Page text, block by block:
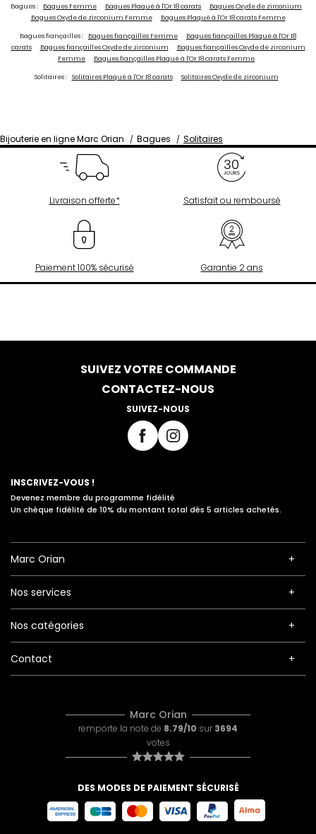
Bagues : Bagues Femme Bagues Plaqué à l'Or 18 carats
Bagues Oxyde de zirconium
Bagues Oxyde de zirconium Femme
Bagues Plaqué à l'Or 18 carats Femme
Bagues fiançailles : Bagues fiançailles Femme
Bagues fiançailles Plaqué à l'Or 18
carats
Bagues fiançailles Oxyde de zirconium
Bagues fiançailles Oxyde de zirconium
Femme
Bagues fiançailles Plaqué à l'Or 18 carats Femme
Solitaires : Solitaires Plaqué à l'Or 18 carats Solitaires Oxyde de zirconium
Bijouterie en ligne Marc Orian Bagues Solitaires
Livraison offerte* Satisfait ou remboursé
Paiement 100% sécurisé Garantie 2 ans
SUIVEZ VOTRE COMMANDE
CONTACTEZ-NOUS
SUIVEZ-NOUS
INSCRIVEZ-VOUS !
Devenez membre du programme fidélité
Un chèque fidélité de 10% du montant total dès 5 articles achetés.
Marc Orian
Nos services
Nos catégories
Contact
Marc Orian
remporte la note de 8.79/10 sur 3694
votes
DES MODES DE PAIEMENT SÉCURISÉ